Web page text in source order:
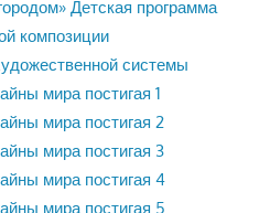
Детская программа
композиции
системы
мира постигая 1
мира постигая 2
мира постигая 3
мира постигая 4
мира постигая 5